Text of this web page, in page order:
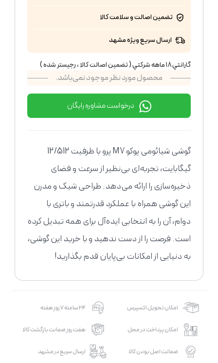
تضمین اصالت و سلامت کالا
ارسال سریع ویژه مشهد
گارانتي ١٨ ماهه شركتي ( تضمين اصالت كالا ، رجيستر شده )
محصول مورد نظر موجود نمی‌باشد.
درخواست مشاوره رایگان
گوشی شیائومی پوکو M7 پرو با ظرفیت 12/512
گیگابایت، تجربه‌ای بی‌نظیر از سرعت و فضای
ذخیره‌سازی را ارائه می‌دهد. طراحی شیک و مدرن
این گوشی همراه با عملکرد قدرتمند و باتری با
دوام، آن را به انتخابی ایده‌آل برای همه تبدیل کرده
است. فرصت را از دست ندهید و با خرید این گوشی،
به دنیایی از امکانات بی‌پایان قدم بگذارید!
امکان تحویل اکسپرس 24 ساعته 7 روز هفته
امکان پرداخت در محل هفت روز ضمانت بازگشت کالا
ضمانت اصل بودن کالا ارسال سریع در مشهد